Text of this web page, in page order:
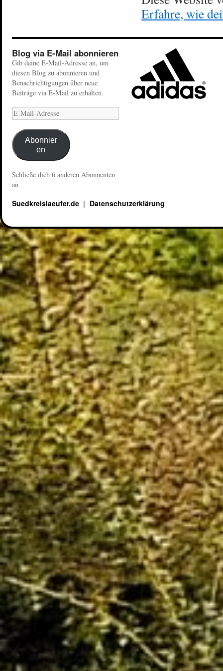
Erfahre, wie
Blog via E-Mail abonnieren
Gib deine E-Mail-Adresse an, um
diesen Blog zu abonnieren und
Benachrichtigungen über neue
Beiträge via E-Mail zu erhalten.
Abonnier
en
Schließe dich 6 anderen Abonnenten
an
Suedkreislaeufer.de Datenschutzerklärung